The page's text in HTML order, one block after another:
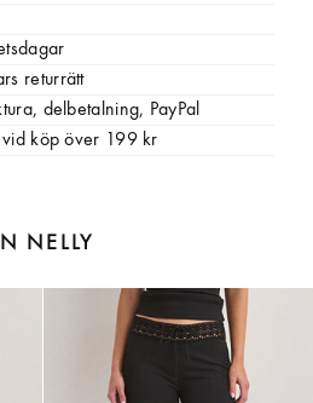
returrätt
delbetalning, PayPal
vid köp över 199 kr
NELLY